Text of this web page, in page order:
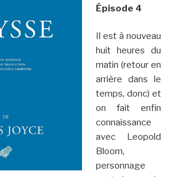
Épisode 4
Il est à nouveau
huit heures du
matin (retour en
arrière dans le
temps, donc) et
on fait enfin
connaissance
avec Leopold
Bloom,
personnage